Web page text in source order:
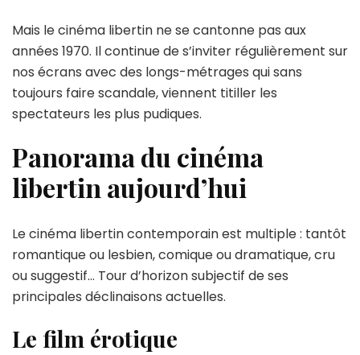
Mais le cinéma libertin ne se cantonne pas aux
années 1970. Il continue de s’inviter régulièrement sur
nos écrans avec des longs-métrages qui sans
toujours faire scandale, viennent titiller les
spectateurs les plus pudiques.
Panorama du cinéma
libertin aujourd’hui
Le cinéma libertin contemporain est multiple : tantôt
romantique ou lesbien, comique ou dramatique, cru
ou suggestif… Tour d’horizon subjectif de ses
principales déclinaisons actuelles.
Le film érotique